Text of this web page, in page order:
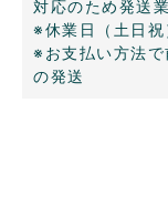
対応のため発送
※休業日（土日
※お支払い方法
の発送